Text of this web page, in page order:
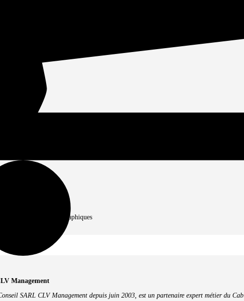
:
éléments bibliographiques
Management
SARL CLV Management depuis juin 2003, est un partenaire expert métier du